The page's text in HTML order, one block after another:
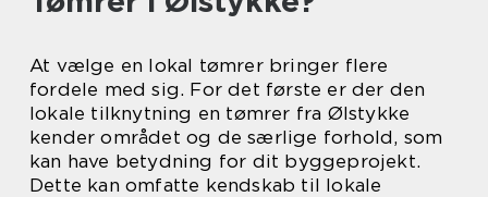
At vælge en lokal tømrer bringer flere
fordele med sig. For det første er der den
lokale tilknytning en tømrer fra Ølstykke
kender området og de særlige forhold, som
kan have betydning for dit byggeprojekt.
Dette kan omfatte kendskab til lokale